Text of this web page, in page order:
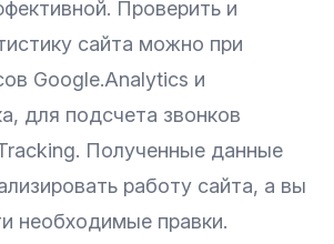
Проверить и
сайта можно при
Google.Analytics и
для подсчета звонков
Полученные данные
работу сайта, а вы
необходимые правки.